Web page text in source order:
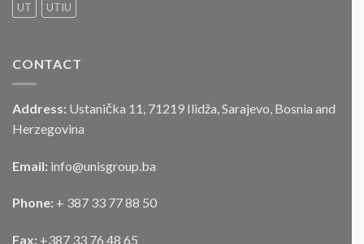
UT
UTIU
CONTACT
Address: Ustanička 11, 71219 Ilidža, Sarajevo, Bosnia and
Herzegovina
Email: info@unisgroup.ba
Phone: + 387 33 77 88 50
Fax: +387 33 76 48 65